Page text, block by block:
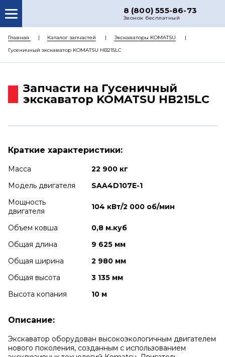
8 (800) 555-86-73
Звонок бесплатный
О НАС
КАТАЛОГ ЗАПЧАСТЕЙ
ДОСТАВКА
Главная Каталог запчастей
Экскаваторы KOMATSU
Гусеничный экскаватор KOMATSU HB215LC
Запчасти на Гусеничный
экскаватор KOMATSU HB215LC
Краткие характеристики:
Масса
22 900 кг
Модель двигателя
SAA4D107E-1
Мощность
двигателя
104 кВт/2 000 об/мин
Объем ковша
0,8 м.куб
Общая длина
9 625 мм
Общая ширина
2 980 мм
Общая высота
3 135 мм
Высота копания
10 м
Описание:
Экскаватор оборудован высокоэкологичным двигателем
нового поколения, созданным с использованием